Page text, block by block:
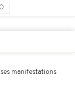
manifestations